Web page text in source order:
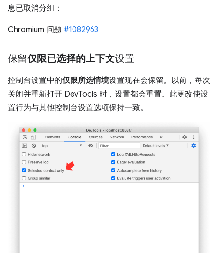
息已取消分组：
Chromium 问题 #1082963
保留仅限已选择的上下文设置
控制台设置中的仅限所选情境设置现在会保留。以前，每次
关闭并重新打开 DevTools 时，设置都会重置。此更改使设
置行为与其他控制台设置选项保持一致。